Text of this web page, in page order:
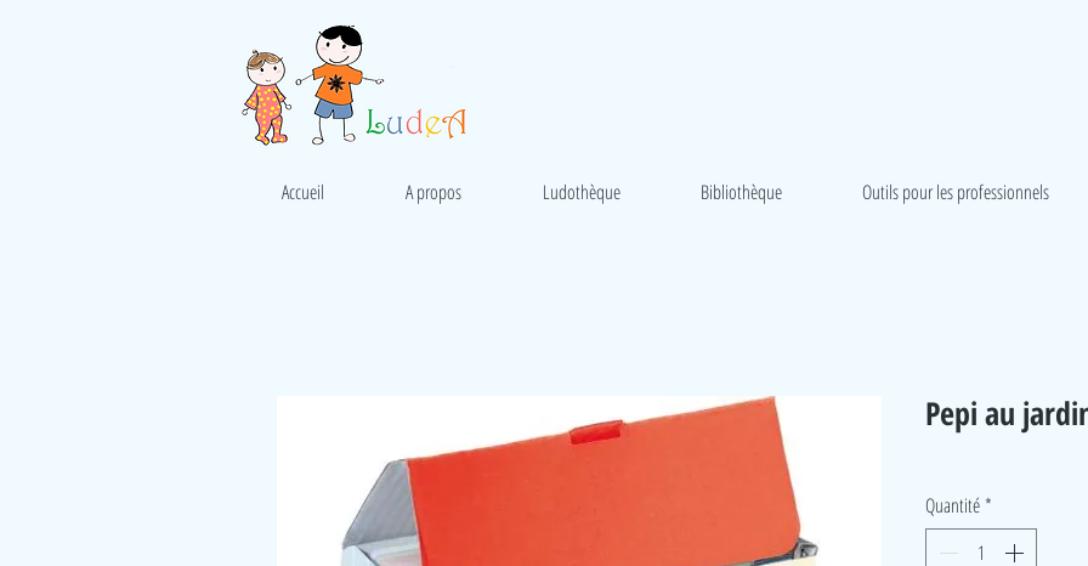
Accueil A propos Ludothèque Bibliothèque Outils pour les professionnels
Pepi au
Quantité *